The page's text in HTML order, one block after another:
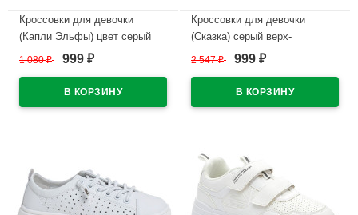
Кроссовки для девочки
(Капли Эльфы) цвет серый
верх-текстиль подкладка-
1 080₽ 999 ₽
Кроссовки для девочки
(Сказка) серый верх-
искуственная кожа
R072974881GR
2 547₽ 999 ₽